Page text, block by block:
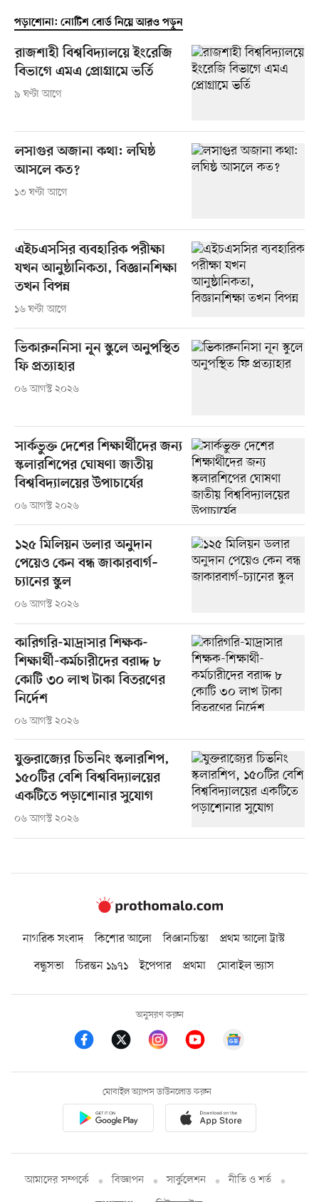
পড়াশোনা: নোটিশ বোর্ড নিয়ে আরও পড়ুন
রাজশাহী বিশ্ববিদ্যালয়ে ইংরেজি
বিভাগে এমএ প্রোগ্রামে ভর্তি
৯ ঘণ্টা আগে
লসাগুর অজানা কথা: লঘিষ্ঠ
আসলে কত?
১৩ ঘণ্টা আগে
এইচএসসির ব্যবহারিক পরীক্ষা
যখন আনুষ্ঠানিকতা, বিজ্ঞানশিক্ষা
তখন বিপন্ন
১৬ ঘণ্টা আগে
ভিকারুননিসা নূন স্কুলে অনুপস্থিত
ফি প্রত্যাহার
০৬ আগস্ট ২০২৬
সার্কভুক্ত দেশের শিক্ষার্থীদের জন্য
স্কলারশিপের ঘোষণা জাতীয়
বিশ্ববিদ্যালয়ের উপাচার্যের
০৬ আগস্ট ২০২৬
১২৫ মিলিয়ন ডলার অনুদান
পেয়েও কেন বন্ধ জাকারবার্গ–
চ্যানের স্কুল
০৬ আগস্ট ২০২৬
কারিগরি-মাদ্রাসার শিক্ষক-
শিক্ষার্থী-কর্মচারীদের বরাদ্দ ৮
কোটি ৩০ লাখ টাকা বিতরণের
নির্দেশ
০৬ আগস্ট ২০২৬
যুক্তরাজ্যের চিভনিং স্কলারশিপ,
১৫০টির বেশি বিশ্ববিদ্যালয়ের
একটিতে পড়াশোনার সুযোগ
০৬ আগস্ট ২০২৬
নাগরিক সংবাদ কিশোর আলো বিজ্ঞানচিন্তা
প্রথম আলো ট্রাস্ট
বন্ধুসভা
চিরন্তন ১৯৭১ ইপেপার প্রথমা মোবাইল ভ্যাস
অনুসরণ করুন
মোবাইল অ্যাপস ডাউনলোড করুন
আমাদের সম্পর্কে বিজ্ঞাপন সার্কুলেশন
নীতি ও শর্ত